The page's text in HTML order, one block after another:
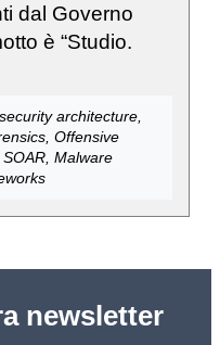
dal Governo
è “Studio.
architecture,
Offensive
Malware
newsletter